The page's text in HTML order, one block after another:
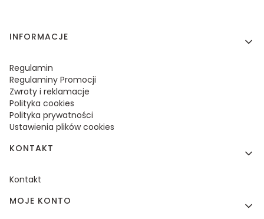
Linki w stopce
INFORMACJE
Regulamin
Regulaminy Promocji
Zwroty i reklamacje
Polityka cookies
Polityka prywatności
Ustawienia plików cookies
KONTAKT
Kontakt
MOJE KONTO